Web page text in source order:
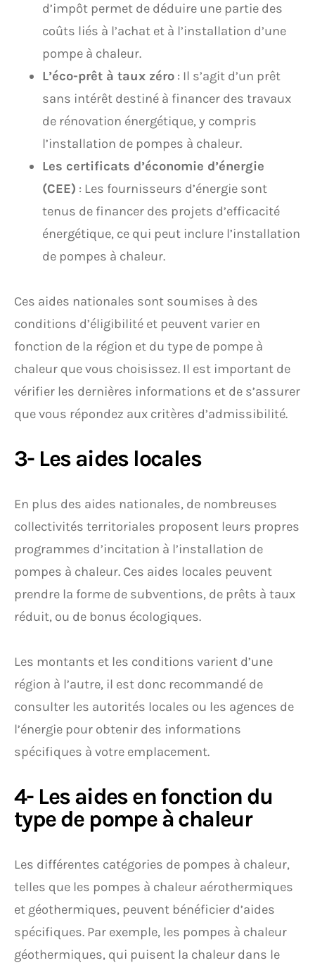
d’impôt permet de déduire une partie des
coûts liés à l’achat et à l’installation d’une
pompe à chaleur.
L’éco-prêt à taux zéro : Il s’agit d’un prêt
sans intérêt destiné à financer des travaux
de rénovation énergétique, y compris
l’installation de pompes à chaleur.
Les certificats d’économie d’énergie
(CEE) : Les fournisseurs d’énergie sont
tenus de financer des projets d’efficacité
énergétique, ce qui peut inclure l’installation
de pompes à chaleur.
Ces aides nationales sont soumises à des
conditions d’éligibilité et peuvent varier en
fonction de la région et du type de pompe à
chaleur que vous choisissez. Il est important de
vérifier les dernières informations et de s’assurer
que vous répondez aux critères d’admissibilité.
3- Les aides locales
En plus des aides nationales, de nombreuses
collectivités territoriales proposent leurs propres
programmes d’incitation à l’installation de
pompes à chaleur. Ces aides locales peuvent
prendre la forme de subventions, de prêts à taux
réduit, ou de bonus écologiques.
Les montants et les conditions varient d’une
région à l’autre, il est donc recommandé de
consulter les autorités locales ou les agences de
l’énergie pour obtenir des informations
spécifiques à votre emplacement.
4- Les aides en fonction du
type de pompe à chaleur
Les différentes catégories de pompes à chaleur,
telles que les pompes à chaleur aérothermiques
et géothermiques, peuvent bénéficier d’aides
spécifiques. Par exemple, les pompes à chaleur
géothermiques, qui puisent la chaleur dans le